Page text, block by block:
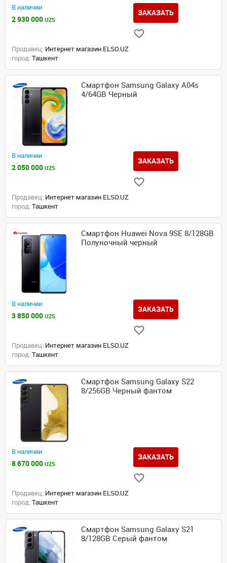
В наличии
2 930 000 UZS
ЗАКАЗАТЬ
Продавец: Интернет магазин ELSO.UZ
город: Ташкент
Смартфон Samsung Galaxy A04s
4/64GB Черный
В наличии
2 050 000 UZS
ЗАКАЗАТЬ
Продавец: Интернет магазин ELSO.UZ
город: Ташкент
Смартфон Huawei Nova 9SE 8/128GB
Полуночный черный
В наличии
3 850 000 UZS
ЗАКАЗАТЬ
Продавец: Интернет магазин ELSO.UZ
город: Ташкент
Смартфон Samsung Galaxy S22
8/256GB Черный фантом
В наличии
8 670 000 UZS
ЗАКАЗАТЬ
Продавец: Интернет магазин ELSO.UZ
город: Ташкент
Смартфон Samsung Galaxy S21
8/128GB Серый фантом